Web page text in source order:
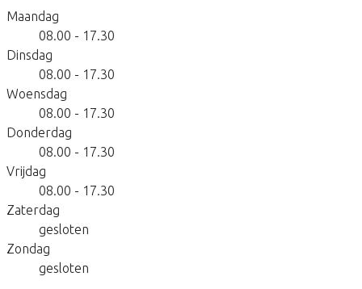
Maandag
08.00 - 17.30
Dinsdag
08.00 - 17.30
Woensdag
08.00 - 17.30
Donderdag
08.00 - 17.30
Vrijdag
08.00 - 17.30
Zaterdag
gesloten
Zondag
gesloten